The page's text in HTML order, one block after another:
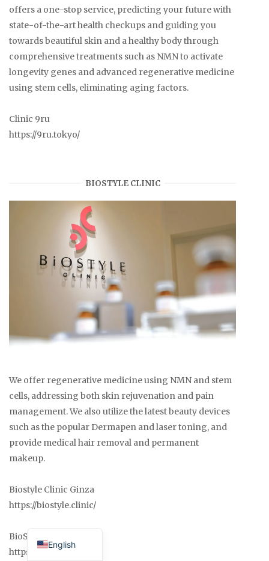
offers a one-stop service, predicting your future with
state-of-the-art health checkups and guiding you
towards beautiful skin and a healthy body through
comprehensive treatments such as NMN to activate
longevity genes and advanced regenerative medicine
using stem cells, eliminating aging factors.
Clinic 9ru
https://9ru.tokyo/
BIOSTYLE CLINIC
We offer regenerative medicine using NMN and stem
cells, addressing both skin rejuvenation and pain
management. We also utilize the latest beauty devices
such as the popular Dermapen and laser toning, and
provide medical hair removal and permanent
makeup.
Biostyle Clinic Ginza
https://biostyle.clinic/
BioStyle Clinic Osaka
https://biostyle.osaka/
English